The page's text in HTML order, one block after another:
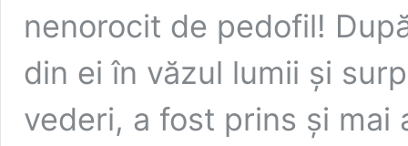
nenorocit de pedofil!
din ei în văzul lumii și
vederi, a fost prins și